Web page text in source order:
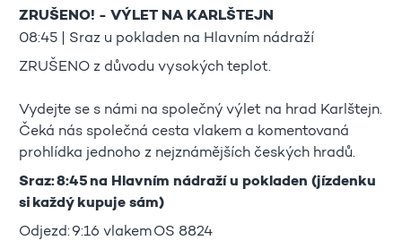
ZRUŠENO! - VÝLET NA KARLŠTEJN
08:45 | Sraz u pokladen na Hlavním nádraží
ZRUŠENO z důvodu vysokých teplot.
Vydejte se s námi na společný výlet na hrad Karlštejn.
Čeká nás společná cesta vlakem a komentovaná
prohlídka jednoho z nejznámějších českých hradů.
Sraz: 8:45 na Hlavním nádraží u pokladen (jízdenku
si každý kupuje sám)
Odjezd: 9:16 vlakem OS 8824